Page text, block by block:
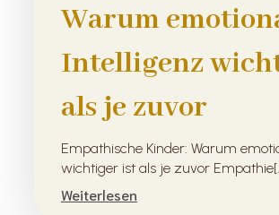
Warum
Intelligenz
als je zuvor
Empathische Kinder: Warum
wichtiger ist als je zuvor
Weiterlesen